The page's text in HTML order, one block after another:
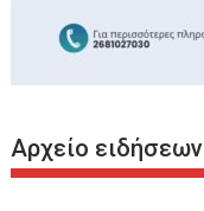
Αρχείο ειδήσεων